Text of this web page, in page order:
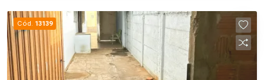
imóvel com retorno imediato.
Cód. 13139